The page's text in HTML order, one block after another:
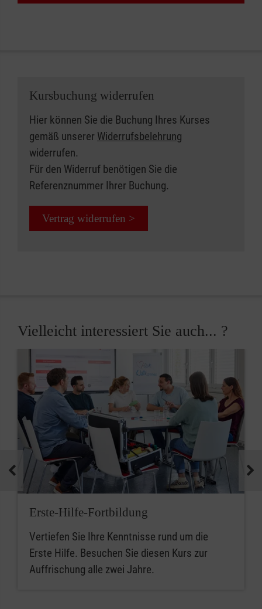
Kursbuchung widerrufen
Hier können Sie die Buchung Ihres Kurses
gemäß unserer Widerrufsbelehrung
widerrufen.
Für den Widerruf benötigen Sie die
Referenznummer Ihrer Buchung.
Vertrag widerrufen >
Vielleicht interessiert Sie auch... ?
Erste-Hilfe-Fortbildung
Vertiefen Sie Ihre Kenntnisse rund um die
Erste Hilfe. Besuchen Sie diesen Kurs zur
Auffrischung alle zwei Jahre.